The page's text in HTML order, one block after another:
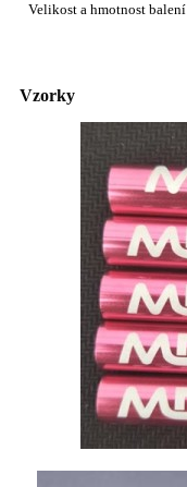
Velikost a hmotnost balení
Vzorky